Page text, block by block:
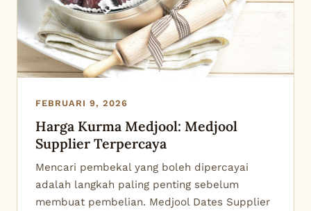
FEBRUARI 9, 2026
Harga Kurma Medjool: Medjool
Supplier Terpercaya
Mencari pembekal yang boleh dipercayai
adalah langkah paling penting sebelum
membuat pembelian. Medjool Dates Supplier